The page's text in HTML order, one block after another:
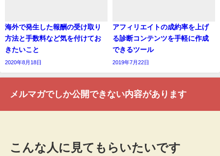
海外で発生した報酬の受け取り
方法と手数料など気を付けてお
きたいこと
2020年8月18日
アフィリエイトの成約率を上げ
る診断コンテンツを手軽に作成
できるツール
2019年7月22日
メルマガでしか公開できない内容があります
こんな人に見てもらいたいです